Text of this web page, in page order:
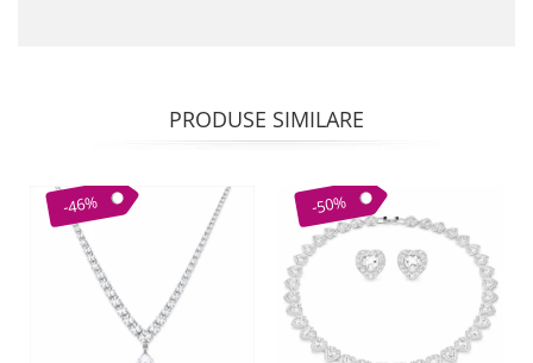
PRODUSE SIMILARE
-46% -50%